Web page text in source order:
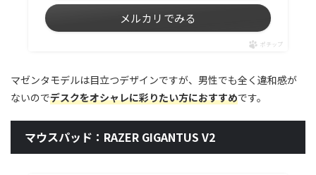
メルカリでみる
ポチップ
マゼンタモデルは目立つデザインですが、男性でも全く違和感が
ないのでデスクをオシャレに彩りたい方におすすめです。
マウスパッド：RAZER GIGANTUS V2